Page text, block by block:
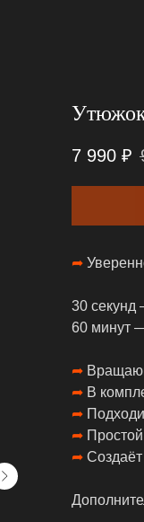
7 990 ₽
➦
30 секунд
60 минут
➦
➦ В
➦
➦
➦